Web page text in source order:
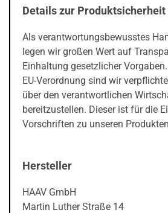
Details zur Produktsicherheit
Als verantwortungsbewusstes
legen wir großen Wert auf
Einhaltung gesetzlicher
EU-Verordnung sind wir
über den verantwortlichen
bereitzustellen. Dieser ist für die
Vorschriften zu unseren
Hersteller
HAAV GmbH
Martin Luther Straße 14